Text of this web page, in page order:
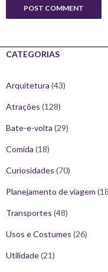
CATEGORIAS
Arquitetura (43)
Atrações (128)
Bate-e-volta (29)
Comida (18)
Curiosidades (70)
Planejamento de viagem
Transportes (48)
Usos e Costumes (26)
Utilidade(21)